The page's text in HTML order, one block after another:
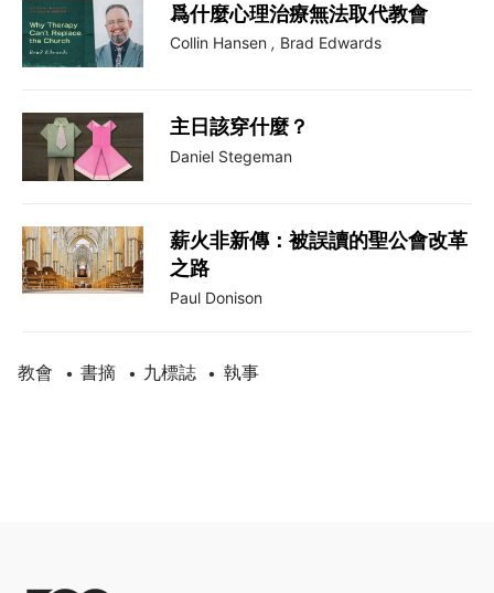
爲什麼心理治療無法取代教會
Collin Hansen , Brad Edwards
主日該穿什麼？
Daniel Stegeman
薪火非新傳：被誤讀的聖公會改革
之路
Paul Donison
教會 • 書摘 • 九標誌 • 執事